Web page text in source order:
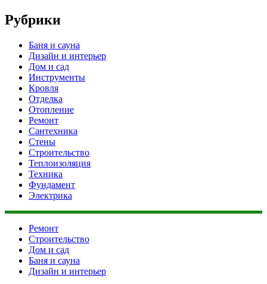
Рубрики
Баня и сауна
Дизайн и интерьер
Дом и сад
Инструменты
Кровля
Отделка
Отопление
Ремонт
Сантехника
Стены
Строительство
Теплоизоляция
Техника
Фундамент
Электрика
Ремонт
Строительство
Дом и сад
Баня и сауна
Дизайн и интерьер